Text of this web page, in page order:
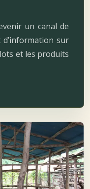
un canal de
sur
et les produits